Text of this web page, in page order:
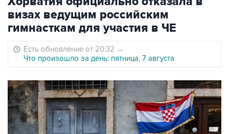
визах ведущим российским
гимнасткам для участия в ЧЕ
Есть обновление от 20:32 →
Что произошло за день: пятница, 7 августа